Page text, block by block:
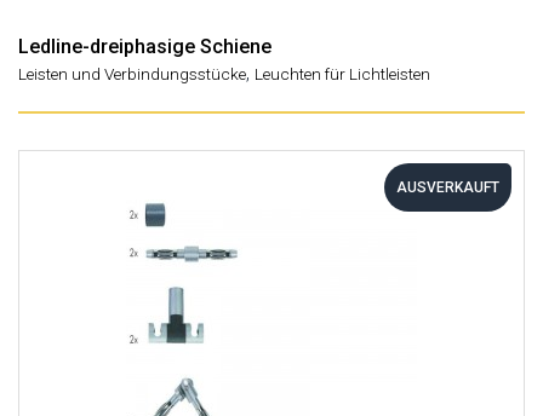
Ledline-dreiphasige Schiene
Leisten und Verbindungsstücke, Leuchten für Lichtleisten
AUSVERKAUFT